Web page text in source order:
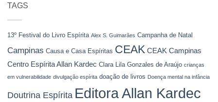
TAGS
13º Festival do Livro Espírita Alex S. Guimarães Campanha de Natal
Campinas Causa e Casa Espíritas CEAK CEAK Campinas
Centro Espírita Allan Kardec Clara Lila Gonzales de Araújo crianças
em vulnerabilidade divulgação espírita doação de livros Doença mental na infância
Doutrina Espírita Editora Allan Kardec